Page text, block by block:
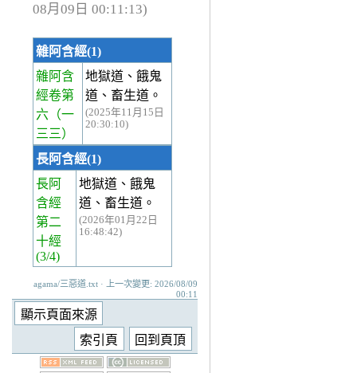
08月09日 00:11:13)
雜阿含經(1)
雜阿含
經卷第
六 （一
三三）
地獄道、餓鬼
道、畜生道。
(2025年11月15日
20:30:10)
長阿含經(1)
長阿
含經
第二
十經
(3/4)
地獄道、餓鬼
道、畜生道。
(2026年01月22日
16:48:42)
agama/三惡道.txt · 上一次變更: 2026/08/09
00:11